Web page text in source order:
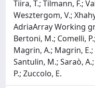
Tiira, T.; Tilmann, F.;
Wesztergom, V.;
AdriaArray Working
Bertoni, M.; Comelli,
Magrin, A.; Magrin,
Santulin, M.; Saraò,
P.; Zuccolo, E.